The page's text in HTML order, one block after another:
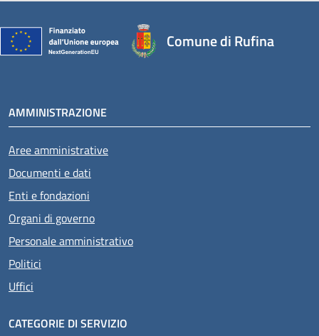
Comune di Rufina
AMMINISTRAZIONE
Aree amministrative
Documenti e dati
Enti e fondazioni
Organi di governo
Personale amministrativo
Politici
Uffici
CATEGORIE DI SERVIZIO